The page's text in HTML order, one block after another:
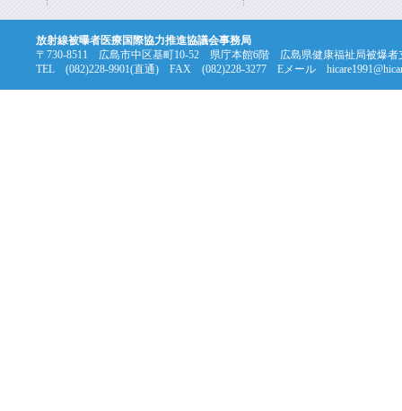
放射線被曝者医療国際協力推進協議会事務局
〒730-8511 広島市中区基町10-52 県庁本館6階 広島県健康福祉局被爆者
TEL (082)228-9901(直通) FAX (082)228-3277 Eメール